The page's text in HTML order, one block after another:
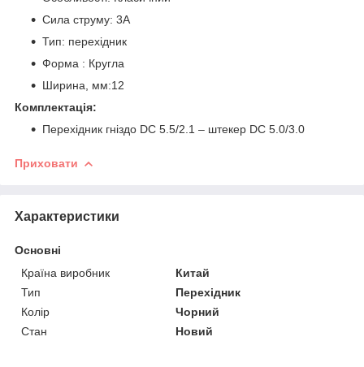
Сила струму: 3А
Тип: перехідник
Форма : Кругла
Ширина, мм:12
Комплектація:
Перехідник гніздо DC 5.5/2.1 – штекер DC 5.0/3.0
Приховати
Характеристики
Основні
Країна виробник
Китай
Тип
Перехідник
Колір
Чорний
Стан
Новий